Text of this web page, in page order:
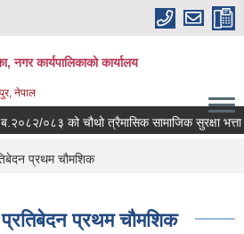
नगर कार्यपालिकाको कार्यालय
नेपाल
०८३ को चौथो त्रैमासिक सामाजिक सुरक्षा भत्ता
प्रथम चौमशिक
प्रथम चौमशिक